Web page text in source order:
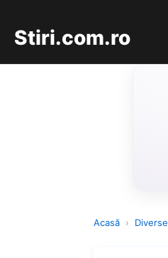
Stiri.com.ro
Acasă › Diverse